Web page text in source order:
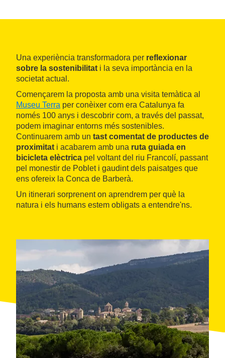
Una experiència transformadora per reflexionar
sobre la sostenibilitat i la seva importància en la
societat actual.
Començarem la proposta amb una visita temàtica al
Museu Terra per conèixer com era Catalunya fa
només 100 anys i descobrir com, a través del passat,
podem imaginar entorns més sostenibles.
Continuarem amb un tast comentat de productes de
proximitat i acabarem amb una ruta guiada en
bicicleta elèctrica pel voltant del riu Francolí, passant
pel monestir de Poblet i gaudint dels paisatges que
ens ofereix la Conca de Barberà.
Un itinerari sorprenent on aprendrem per què la
natura i els humans estem obligats a entendre'ns.